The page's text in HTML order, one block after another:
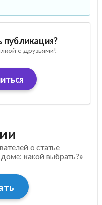
публикация?
с друзьями!
о статье
какой выбрать?»